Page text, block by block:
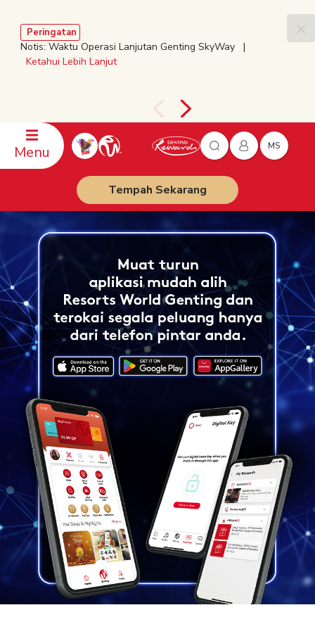
Peringatan
Notis: Waktu Operasi Lanjutan Genting SkyWay |
Ketahui Lebih Lanjut
Menu MS
Tempah Sekarang